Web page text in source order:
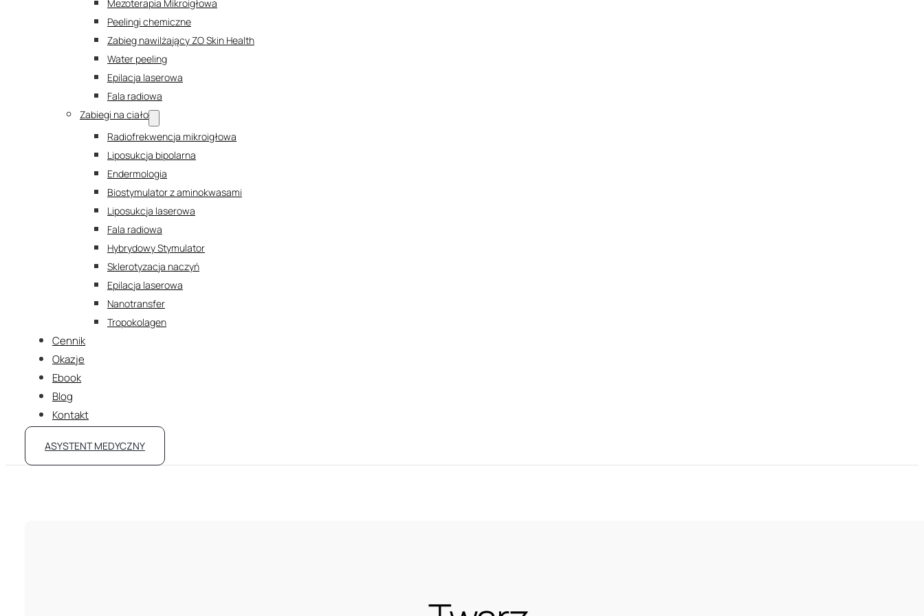
Mezoterapia Mikroigłowa
Peelingi chemiczne
Zabieg nawilżający ZO Skin Health
Water peeling
Epilacja laserowa
Fala radiowa
Zabiegi na ciało
Radiofrekwencja mikroigłowa
Liposukcja bipolarna
Endermologia
Biostymulator z aminokwasami
Liposukcja laserowa
Fala radiowa
Hybrydowy Stymulator
Sklerotyzacja naczyń
Epilacja laserowa
Nanotransfer
Tropokolagen
Cennik
Okazje
Ebook
Blog
Kontakt
ASYSTENT MEDYCZNY